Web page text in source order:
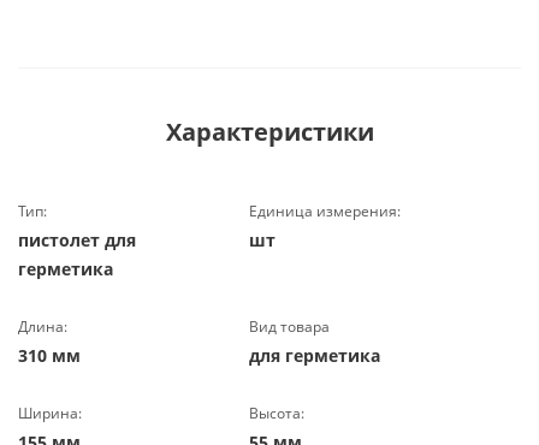
Характеристики
Тип:
пистолет для
герметика
Единица измерения:
шт
Длина:
310 мм
Вид товара
для герметика
Ширина: Высота: